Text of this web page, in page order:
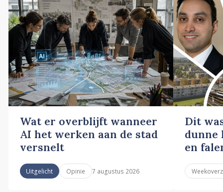
Wat er overblijft wanneer
AI het werken aan de stad
versnelt
Uitgelicht Opinie 7 augustus 2026
Dit
dunne
en